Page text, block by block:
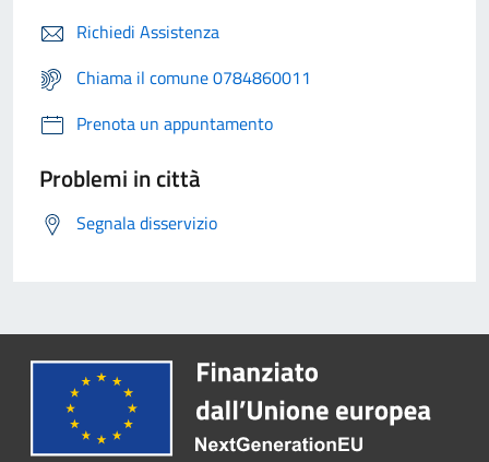
Richiedi Assistenza
Chiama il comune 0784860011
Prenota un appuntamento
Problemi in città
Segnala disservizio